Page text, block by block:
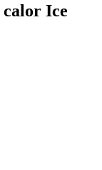
calor Ice